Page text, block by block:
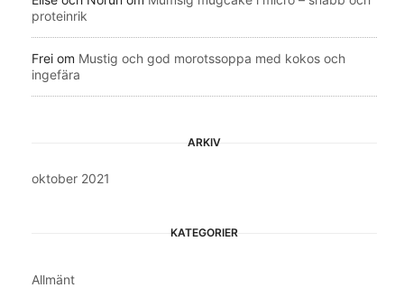
proteinrik
Frei om Mustig och god morotssoppa med kokos och
ingefära
ARKIV
oktober 2021
KATEGORIER
Allmänt